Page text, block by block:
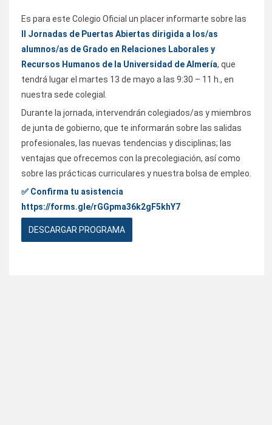
Es para este Colegio Oficial un placer informarte sobre las
II Jornadas de Puertas Abiertas dirigida a los/as
alumnos/as de Grado en Relaciones Laborales y
Recursos Humanos de la Universidad de Almería, que
tendrá lugar el martes 13 de mayo a las 9:30 – 11 h., en
nuestra sede colegial.
Durante la jornada, intervendrán colegiados/as y miembros
de junta de gobierno, que te informarán sobre las salidas
profesionales, las nuevas tendencias y disciplinas; las
ventajas que ofrecemos con la precolegiación, así como
sobre las prácticas curriculares y nuestra bolsa de empleo.
✅ Confirma tu asistencia
https://forms.gle/rGGpma36k2gF5khY7
DESCARGAR PROGRAMA